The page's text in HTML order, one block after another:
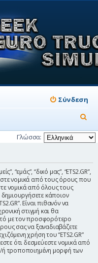
Σύνδεση
ν
α
ή
Γλώσσα:
“εμάς”, “δικό μας”, “ETS2.GR”,
νομικά από τους όρους που
νομικά από όλους τους
κάποιον
Είναι πιθανόν να
στιγμή και θα
με τον προσφορότερο
σας να ξαναδιαβάζετε
χρήση του “ETS2.GR”
ότι δεσμεύεστε νομικά από
ή τροποποιημένη μορφή των